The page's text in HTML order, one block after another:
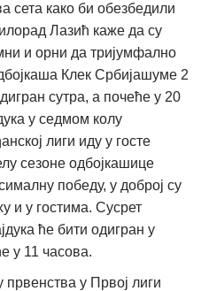
сета како би обезбедили
Лазић каже да су
и орни да тријумфално
Клек Србијашуме 2
сутра, а почеће у 20
у седмом колу
лиги иду у госте
сезоне одбојкашице
победу, у доброј су
и у гостима. Сусрет
ће бити одигран у
у 11 часова.
првенства у Првој лиги